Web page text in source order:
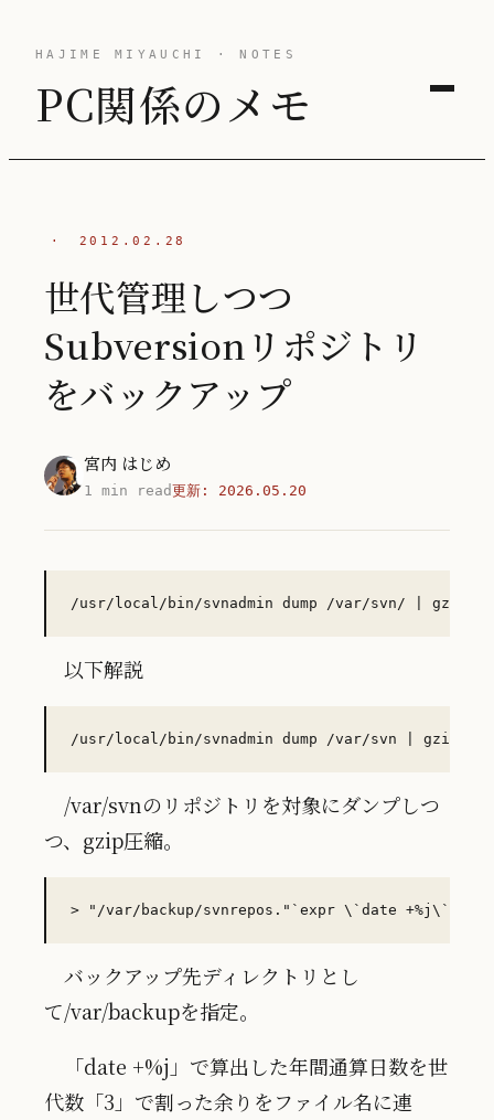
HAJIME MIYAUCHI · NOTES
PC関係のメモ
· 2012.02.28
世代管理しつつ
Subversionリポジトリ
をバックアップ
宮内 はじめ
1 min read更新: 2026.05.20
以下解説
/var/svnのリポジトリを対象にダンプしつ
つ、gzip圧縮。
バックアップ先ディレクトリとし
て/var/backupを指定。
「date +%j」で算出した年間通算日数を世
代数「3」で割った余りをファイル名に連